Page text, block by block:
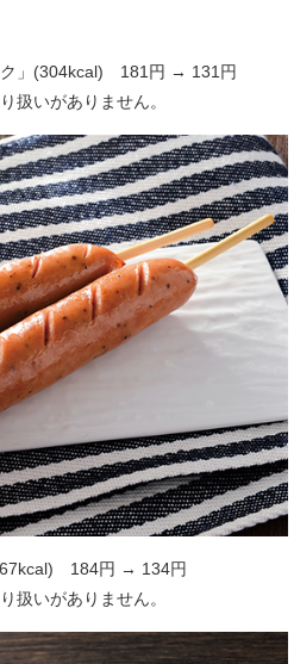
ク」(304kcal) 181円 → 131円
いがありません。
184円 → 134円
いがありません。